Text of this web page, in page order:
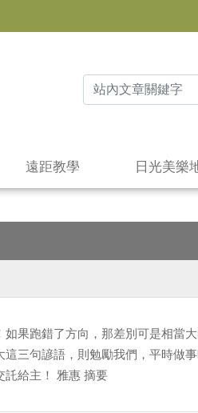
遠距教學 日光美樂
果跑錯了方向，那差別可是相當
三句諺語，則勉勵我們，平時做
託給主！ 雅惠 摘要